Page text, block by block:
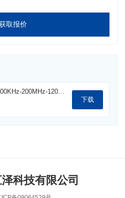
取报价
VLL-12000L功率放大器（100KHz-200MHz-12000W).pdf
下载
科技有限公司